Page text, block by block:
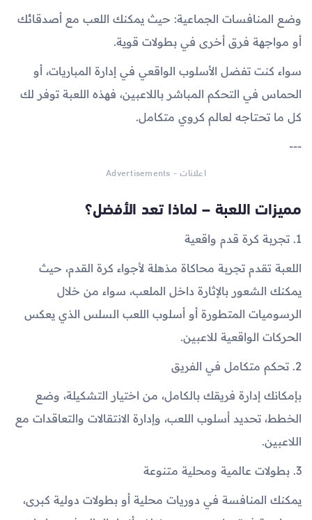
وضع المنافسات الجماعية: حيث يمكنك اللعب مع أصدقائك
أو مواجهة فرق أخرى في بطولات قوية.
سواء كنت تفضل الأسلوب الواقعي في إدارة المباريات، أو
الحماس في التحكم المباشر باللاعبين، فهذه اللعبة توفر لك
كل ما تحتاجه لعالم كروي متكامل.
---
اعلانات - Advertisements
مميزات اللعبة – لماذا تعد الأفضل؟
1. تجربة كرة قدم واقعية
اللعبة تقدم تجربة محاكاة مذهلة لأجواء كرة القدم، حيث
يمكنك الشعور بالإثارة داخل الملعب، سواء من خلال
الرسوميات المتطورة أو أسلوب اللعب السلس الذي يعكس
الحركات الواقعية للاعبين.
2. تحكم متكامل في الفريق
بإمكانك إدارة فريقك بالكامل، من اختيار التشكيلة، وضع
الخطط، تحديد أسلوب اللعب، وإدارة الانتقالات والتعاقدات مع
اللاعبين.
3. بطولات عالمية ومحلية متنوعة
يمكنك المنافسة في دوريات محلية أو بطولات دولية كبرى،